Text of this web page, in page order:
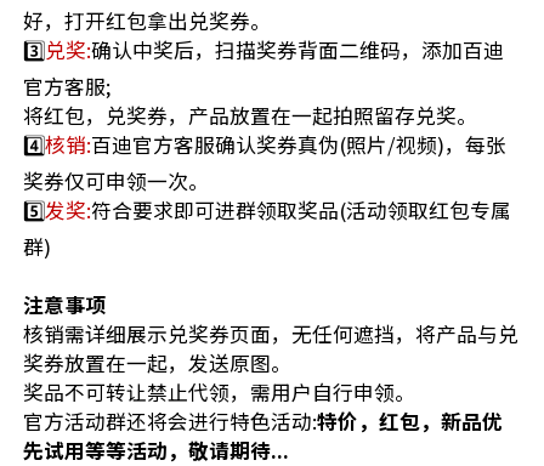
好，打开红包拿出兑奖券。
3️⃣兑奖:确认中奖后，扫描奖券背面二维码，添加百迪
官方客服;
将红包，兑奖券，产品放置在一起拍照留存兑奖。
4️⃣核销:百迪官方客服确认奖券真伪(照片/视频)，每张
奖券仅可申领一次。
5️⃣发奖:符合要求即可进群领取奖品(活动领取红包专属
群)
注意事项
核销需详细展示兑奖券页面，无任何遮挡，将产品与兑
奖券放置在一起，发送原图。
奖品不可转让禁止代领，需用户自行申领。
官方活动群还将会进行特色活动:特价，红包，新品优
先试用等等活动，敬请期待...